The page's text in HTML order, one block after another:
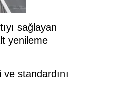
sağlayan
yenileme
standardını